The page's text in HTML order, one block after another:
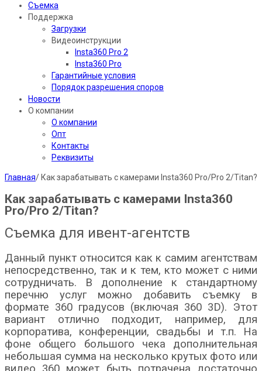
Съемка
Поддержка
Загрузки
Видеоинструкции
Insta360 Pro 2
Insta360 Pro
Гарантийные условия
Порядок разрешения споров
Новости
О компании
О компании
Опт
Контакты
Реквизиты
Главная/ Как зарабатывать с камерами Insta360 Pro/Pro 2/Titan?
Как зарабатывать с камерами Insta360
Pro/Pro 2/Titan?
Съемка для ивент-агентств
Данный пункт относится как к самим агентствам
непосредственно, так и к тем, кто может с ними
сотрудничать. В дополнение к стандартному
перечню услуг можно добавить съемку в
формате 360 градусов (включая 360 3D). Этот
вариант отлично подходит, например, для
корпоратива, конференции, свадьбы и т.п. На
фоне общего большого чека дополнительная
небольшая сумма на несколько крутых фото или